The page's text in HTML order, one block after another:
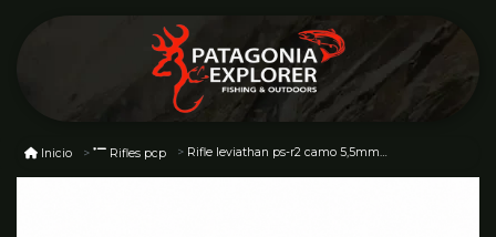
Inicio Rifles pcp Rifle leviathan ps-r2 camo 5,5mm ps-r2w